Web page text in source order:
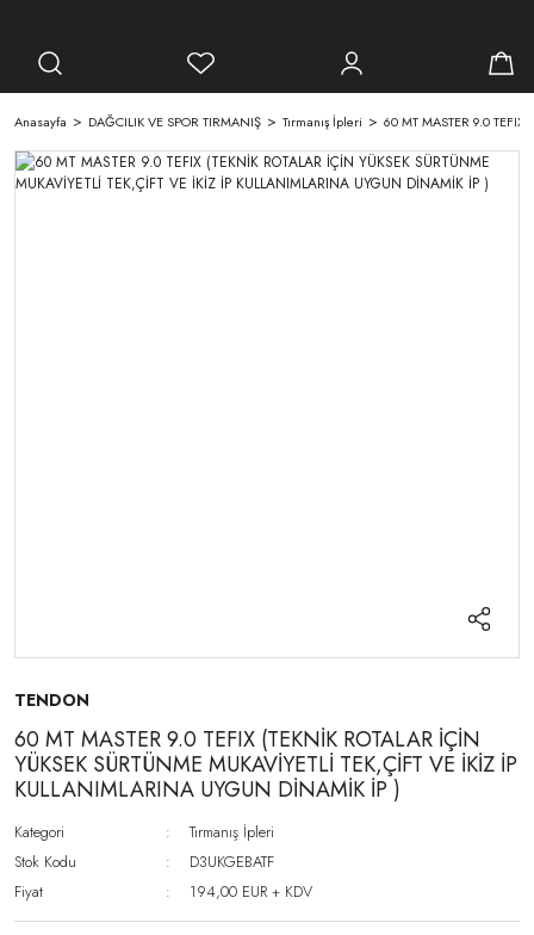
Anasayfa DAĞCILIK VE SPOR TIRMANIŞ Tırmanış İpleri 60 MT MASTER 9.0 TEFIX
TENDON
60 MT MASTER 9.0 TEFIX (TEKNİK ROTALAR İÇİN
YÜKSEK SÜRTÜNME MUKAVİYETLİ TEK,ÇİFT VE İKİZ İP
KULLANIMLARINA UYGUN DİNAMİK İP )
Kategori
Tırmanış İpleri
Stok Kodu
D3UKGEBATF
Fiyat
194,00 EUR + KDV